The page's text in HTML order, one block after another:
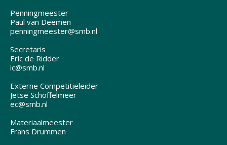
Penningmeester
Paul van Deemen
penningmeester@smb.nl
Secretaris
Eric de Ridder
ic@smb.nl
Externe Competitieleider
Jetse Schoffelmeer
ec@smb.nl
Materiaalmeester
Frans Drummen